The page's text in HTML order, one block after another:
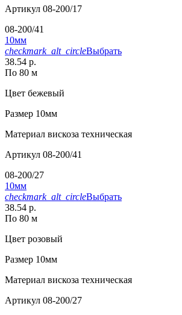
Артикул 08-200/17
08-200/41
10мм
checkmark_alt_circleВыбрать
38.54 р.
По 80 м
Цвет бежевый
Размер 10мм
Материал вискоза техническая
Артикул 08-200/41
08-200/27
10мм
checkmark_alt_circleВыбрать
38.54 р.
По 80 м
Цвет розовый
Размер 10мм
Материал вискоза техническая
Артикул 08-200/27